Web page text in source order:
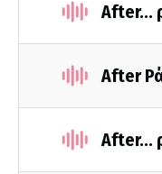
After...
After
After...